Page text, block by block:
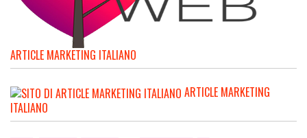
ARTICLE MARKETING ITALIANO
ARTICLE MARKETING
ITALIANO